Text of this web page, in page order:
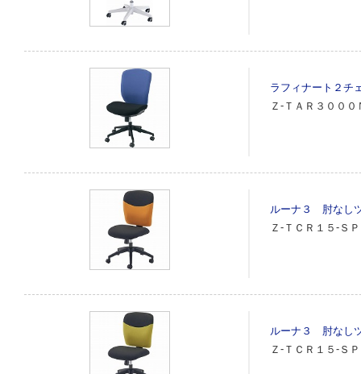
ラフィナート２
Ｚ‐ＴＡＲ３０００
ルーナ３ 肘なし
Ｚ‐ＴＣＲ１５‐Ｓ
ルーナ３ 肘なし
Ｚ‐ＴＣＲ１５‐Ｓ